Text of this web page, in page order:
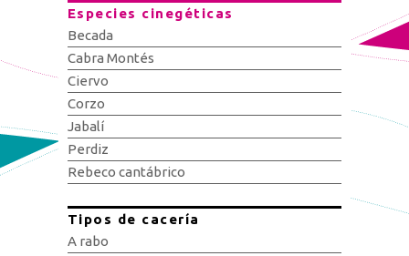
Especies cinegéticas
Becada
Cabra Montés
Ciervo
Corzo
Jabalí
Perdiz
Rebeco cantábrico
Tipos de cacería
A rabo